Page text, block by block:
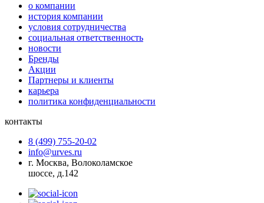
о компании
история компании
условия сотрудничества
социальная ответственность
новости
Бренды
Акции
Партнеры и клиенты
карьера
политика конфиденциальности
контакты
8 (499) 755-20-02
info@urves.ru
г. Москва, Волоколамское
шоссе, д.142